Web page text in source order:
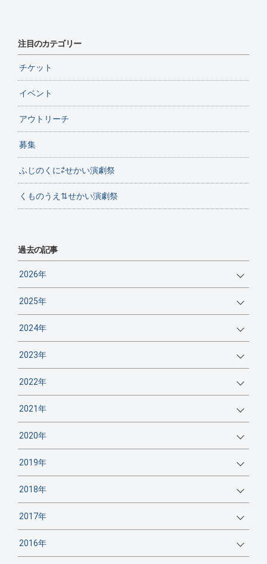
注目のカテゴリー
チケット
イベント
アウトリーチ
募集
ふじのくに⇄せかい演劇祭
くものうえ⇅せかい演劇祭
過去の記事
2026年
2025年
2024年
2023年
2022年
2021年
2020年
2019年
2018年
2017年
2016年